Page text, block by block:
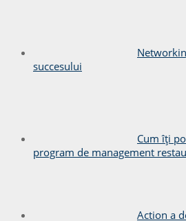
succesului
Cum îți
program de management
Action a